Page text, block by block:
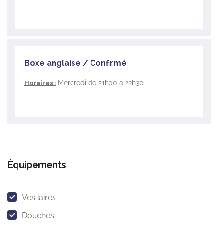
Boxe anglaise / Confirmé
Horaires : Mercredi de 21h00 à 22h30
Équipements
Vestiaires
Douches